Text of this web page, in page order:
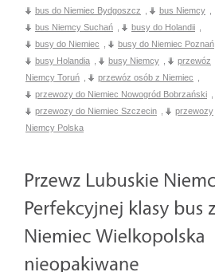
bus do Niemiec Bydgoszcz bus Niemcy
bus Niemcy Suchań
busy do Holandii
busy do Niemiec
busy do Niemiec Poznań
busy Holandia
busy Niemcy
przewóz
Niemcy Toruń
przewóz osób z Niemiec
przewozy do Niemiec Nowogród Bobrzański
przewozy do Niemiec Szczecin
przewozy
Niemcy Polska